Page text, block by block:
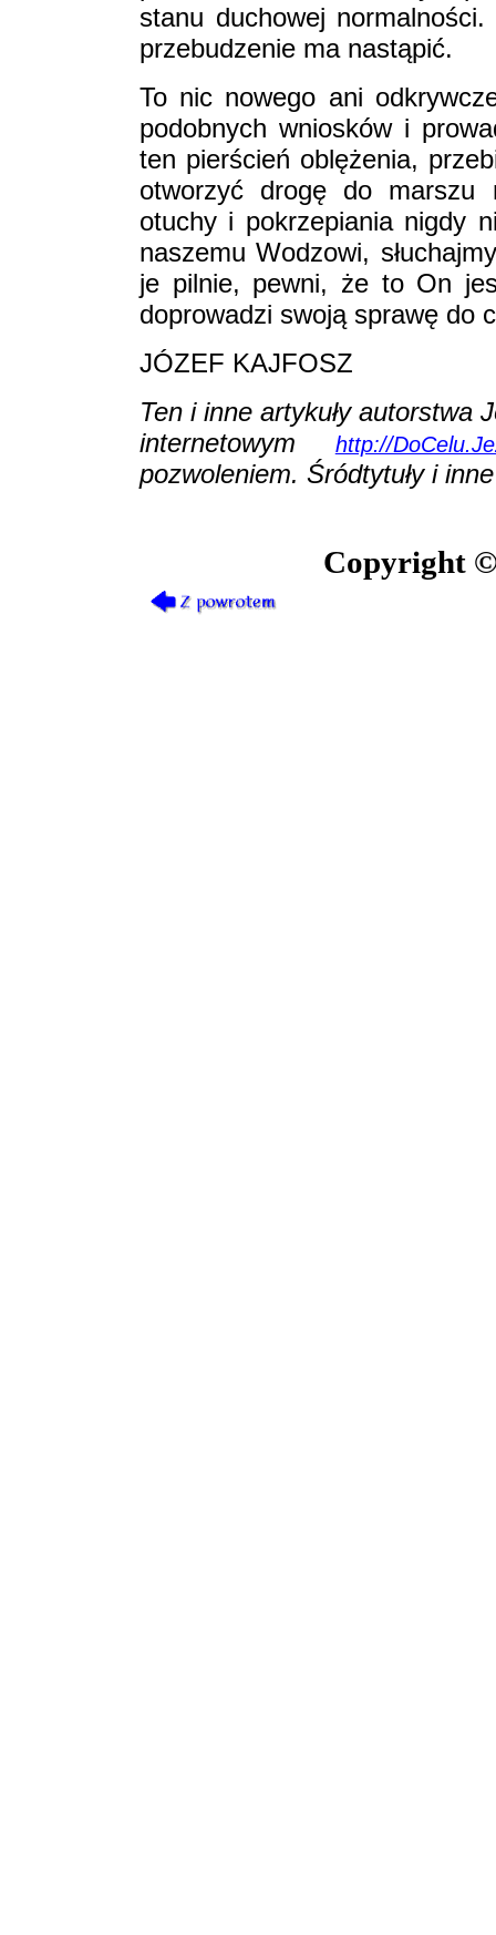
stanu duchowej
przebudzenie ma nastąpić.
To nic nowego ani
podobnych wniosków i
ten pierścień oblężenia,
otworzyć drogę do marszu
otuchy i pokrzepiania nigdy
naszemu Wodzowi,
je pilnie, pewni, że to On
doprowadzi swoją sprawę do
JÓZEF KAJFOSZ
Ten i inne artykuły autorstwa
internetowym
http://
pozwoleniem. Śródtytuły i
Copyright ©